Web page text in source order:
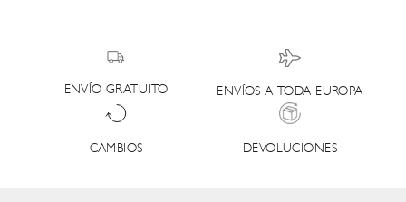
ENVÍO GRATUITO ENVÍOS A TODA EUROPA
CAMBIOS DEVOLUCIONES